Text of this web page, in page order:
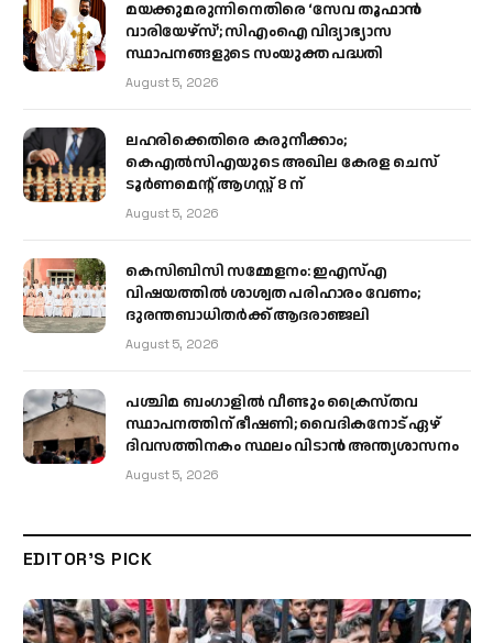
മയക്കുമരുന്നിനെതിരെ ‘സേവ തൂഫാൻ
വാരിയേഴ്‌സ്’; സിഎംഐ വിദ്യാഭ്യാസ
സ്ഥാപനങ്ങളുടെ സംയുക്ത പദ്ധതി
August 5, 2026
ലഹരിക്കെതിരെ കരുനീക്കാം;
കെഎൽസിഎയുടെ അഖില കേരള ചെസ്
ടൂർണമെന്റ് ആഗസ്റ്റ് 8 ന്
August 5, 2026
കെസിബിസി സമ്മേളനം: ഇഎസ്എ
വിഷയത്തിൽ ശാശ്വത പരിഹാരം വേണം;
ദുരന്തബാധിതർക്ക് ആദരാഞ്ജലി
August 5, 2026
പശ്ചിമ ബംഗാളിൽ വീണ്ടും ക്രൈസ്തവ
സ്ഥാപനത്തിന് ഭീഷണി; വൈദികനോട് ഏഴ്
ദിവസത്തിനകം സ്ഥലം വിടാൻ അന്ത്യശാസനം
August 5, 2026
EDITOR'S PICK